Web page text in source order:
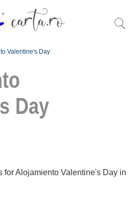
Valentine's Day
Day
for Alojamiento Valentine's Day in